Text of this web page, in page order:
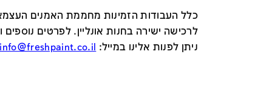
כלל העבודות הזמינות מחממת האמנים
לרכישה ישירה בחנות אונליין.לפרטים נוספים
ניתן לפנות אלינו במייל:
info@freshpaint.co.il